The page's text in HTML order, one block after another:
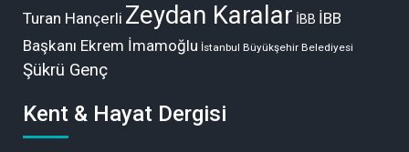
Turan Hançerli Zeydan Karalar İBB İBB
Başkanı Ekrem İmamoğlu İstanbul Büyükşehir Belediyesi
Şükrü Genç
Kent & Hayat Dergisi